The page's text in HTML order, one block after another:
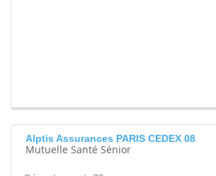
Alptis Assurances PARIS CEDEX 08
Mutuelle Santé Sénior